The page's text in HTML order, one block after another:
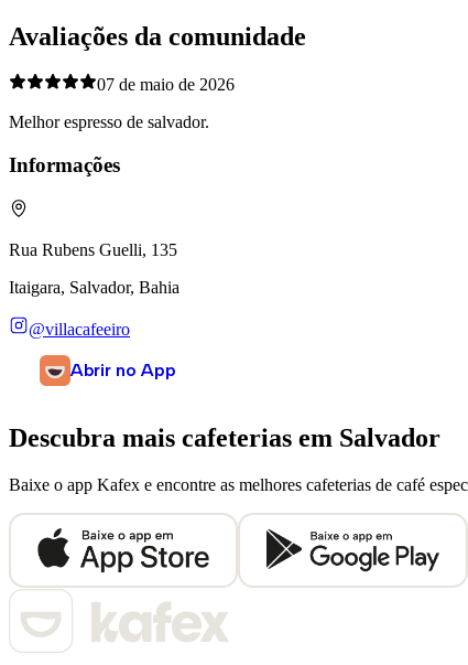
Avaliações da comunidade
07 de maio de 2026
Melhor espresso de salvador.
Informações
Rua Rubens Guelli, 135
Itaigara, Salvador, Bahia
@villacafeeiro
Abrir no App
Descubra mais cafeterias em Salvador
Baixe o app Kafex e encontre as melhores cafeterias de café